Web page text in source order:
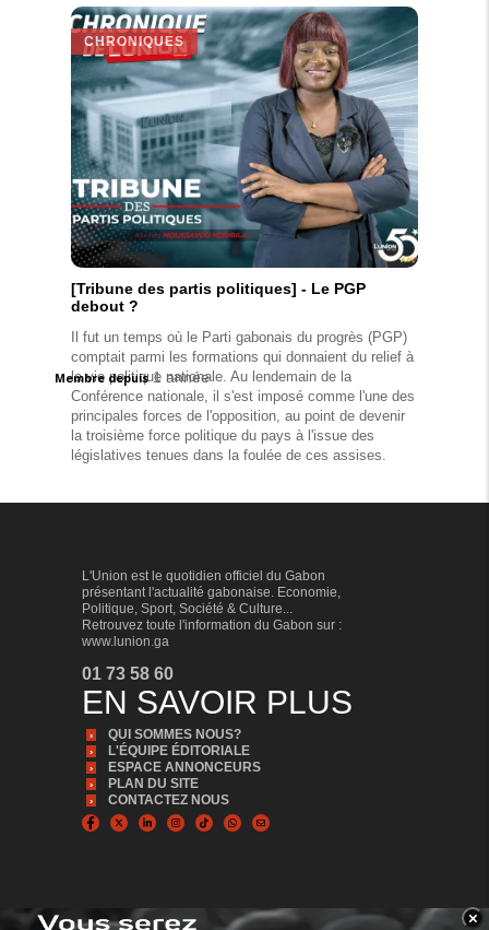
CHRONIQUES
[Tribune des partis politiques] - Le PGP
debout ?
Il fut un temps où le Parti gabonais du progrès (PGP)
comptait parmi les formations qui donnaient du relief à
la vie politique nationale. Au lendemain de la
Conférence nationale, il s'est imposé comme l'une des
principales forces de l'opposition, au point de devenir
la troisième force politique du pays à l'issue des
législatives tenues dans la foulée de ces assises.
Gouvernance : Oligui Nguema défend son
action et ses ambitions
Membre depuis1 année
×
L'Union est le quotidien officiel du Gabon
présentant l'actualité gabonaise. Economie,
Politique, Sport, Société & Culture...
Retrouvez toute l'information du Gabon sur :
www.lunion.ga
01 73 58 60
EN SAVOIR PLUS
QUI SOMMES NOUS?
L'ÉQUIPE ÉDITORIALE
ESPACE ANNONCEURS
PLAN DU SITE
CONTACTEZ NOUS